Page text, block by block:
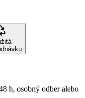
h, osobný odber alebo